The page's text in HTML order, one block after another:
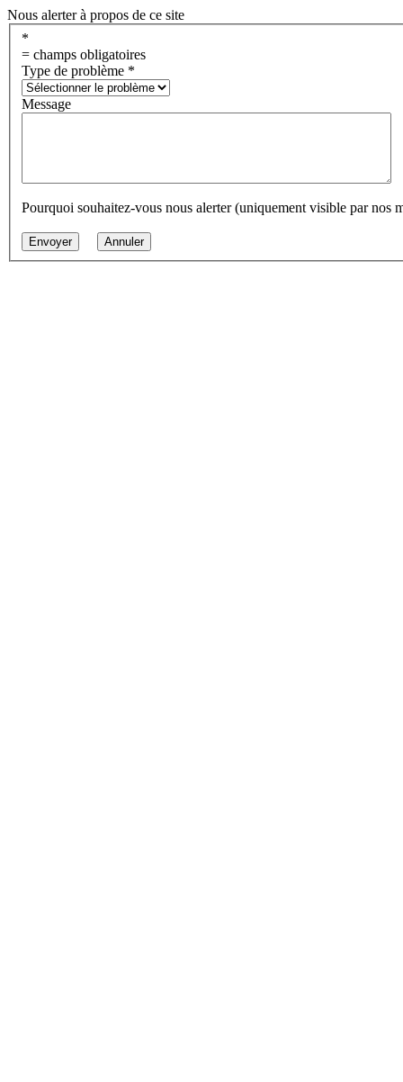
Nous alerter à propos de ce site
*
= champs obligatoires
Type de problème *
Message
Pourquoi souhaitez-vous nous alerter (uniquement visible par nos